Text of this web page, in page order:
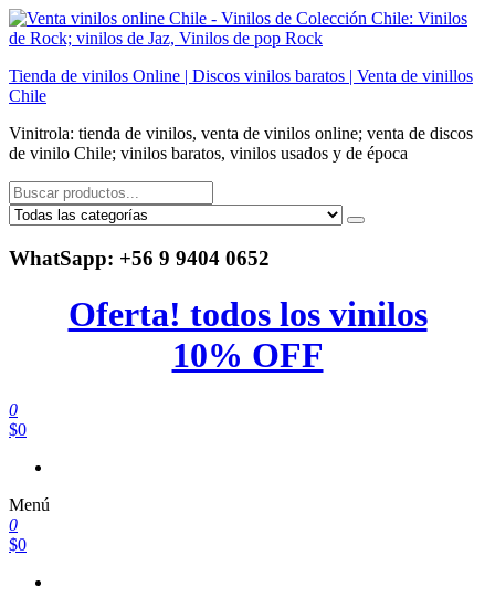
Saltar
al
Tienda de vinilos Online | Discos vinilos baratos | Venta de vinillos
Chile
Vinitrola: tienda de vinilos, venta de vinilos online; venta de discos
de vinilo Chile; vinilos baratos, vinilos usados y de época
WhatSapp: +56 9 9404 0652
Oferta! todos los vinilos
10% OFF
0
$0
Menú
0
$0